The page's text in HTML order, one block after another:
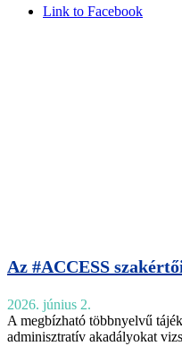
Link to Facebook
Az #ACCESS
2026. június 2.
A megbízható többnyelvű
adminisztratív akadályokat